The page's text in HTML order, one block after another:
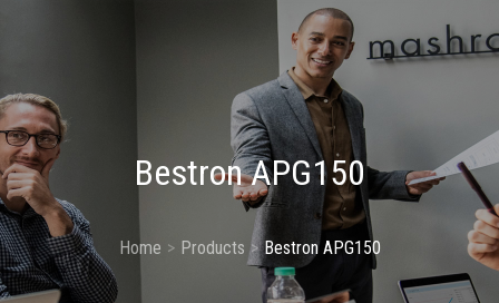
Bestron APG150
Home Products Bestron APG150